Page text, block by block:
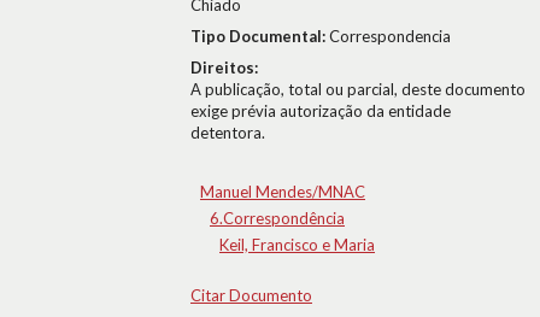
Chiado
Tipo Documental:Correspondencia
Direitos:
A publicação, total ou parcial, deste documento
exige prévia autorização da entidade
detentora.
Manuel Mendes/MNAC
6.Correspondência
Keil, Francisco e Maria
Citar Documento